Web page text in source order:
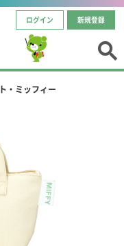
ログイン 新規登録
・ミッフィー